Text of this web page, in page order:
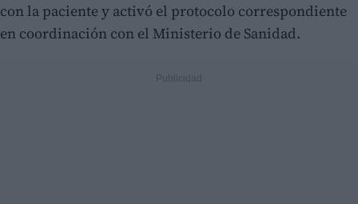
con la paciente y activó el protocolo correspondiente
en coordinación con el Ministerio de Sanidad.